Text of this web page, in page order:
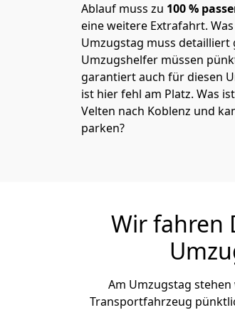
Ablauf muss zu 100 %
eine weitere Extrafahrt.
Umzugstag muss
Umzugshelfer müssen
garantiert auch für diesen
ist hier fehl am Platz. Was
Velten nach Koblenz und
parken?
Wir fahren
Am Umzugstag
Transportfahrzeug